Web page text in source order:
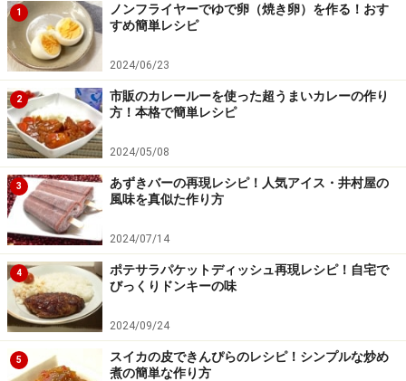
1
ノンフライヤーでゆで卵（焼き卵）を作る！おす
すめ簡単レシピ
2024/06/23
2
市販のカレールーを使った超うまいカレーの作り
方！本格で簡単レシピ
2024/05/08
3
あずきバーの再現レシピ！人気アイス・井村屋の
風味を真似た作り方
2024/07/14
4
ポテサラパケットディッシュ再現レシピ！自宅で
びっくりドンキーの味
2024/09/24
5
スイカの皮できんぴらのレシピ！シンプルな炒め
煮の簡単な作り方